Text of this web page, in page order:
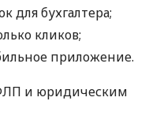
для бухгалтера;
кликов;
приложение.
и юридическим